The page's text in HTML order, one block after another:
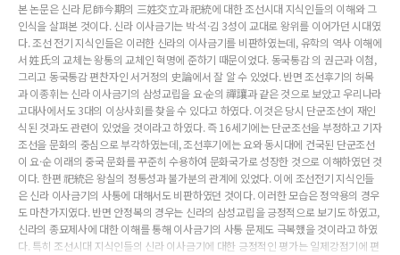
본 논문은 신라 尼師今期의 三姓交立과 祀統에 대한 조선시대 지식인들의 이해와 그
인식을 살펴본 것이다. 신라 이사금기는 박·석·김 3성이 교대로 왕위를 이어가던 시대였
다. 조선 전기 지식인들은 이러한 신라의 이사금기를 비판하였는데, 유학의 역사 이해에
서 姓氏의 교체는 왕통의 교체인 혁명에 준하기 때문이었다. 동국통감 의 권근과 이첨,
그리고 동국통감 편찬자인 서거정의 史論에서 잘 알 수 있었다. 반면 조선후기의 허목
과 이종휘는 신라 이사금기의 삼성교립을 요·순의 禪讓과 같은 것으로 보았고 우리나라
고대사에서도 3대의 이상사회를 찾을 수 있다고 하였다. 이것은 당시 단군조선이 재인
식된 것과도 관련이 있었을 것이라고 하였다. 즉 16세기에는 단군조선을 부정하고 기자
조선을 문화의 중심으로 부각하였는데, 조선후기에는 요와 동시대에 건국된 단군조선
이 요·순 이래의 중국 문화를 꾸준히 수용하여 문화국가로 성장한 것으로 이해하였던 것
이다. 한편 祀統은 왕실의 정통성과 불가분의 관계에 있었다. 이에 조선전기 지식인들
은 신라 이사금기의 사통에 대해서도 비판하였던 것이다. 이러한 모습은 정약용의 경우
도 마찬가지였다. 반면 안정복의 경우는 신라의 삼성교립을 긍정적으로 보기도 하였고,
신라의 종묘제사에 대한 이해를 통해 이사금기의 사통 문제도 극복했을 것이라고 하였
다. 특히 조선시대 지식인들의 신라 이사금기에 대한 긍정적인 평가는 일제강점기에 편